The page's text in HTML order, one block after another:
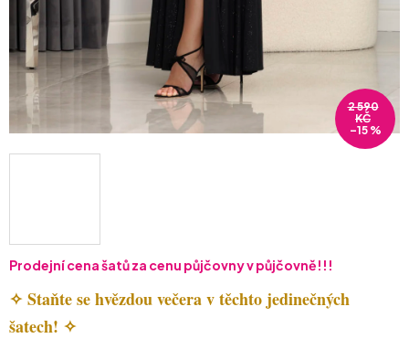
Prodejní cena šatů za cenu půjčovny v půjčovně!!!
✧ Staňte se hvězdou večera v těchto jedinečných
šatech! ✧
2 590
KČ
–15 %